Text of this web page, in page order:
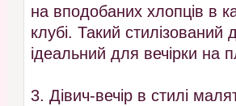
на вподобаних хлопців в
клубі. Такий стилізований
ідеальний для вечірки на
3. Дівич-вечір в стилі